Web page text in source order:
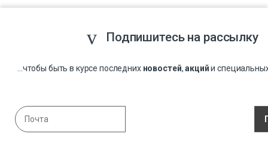
Подпишитесь на рассылку
...чтобы быть в курсе последних новостей,акцийи